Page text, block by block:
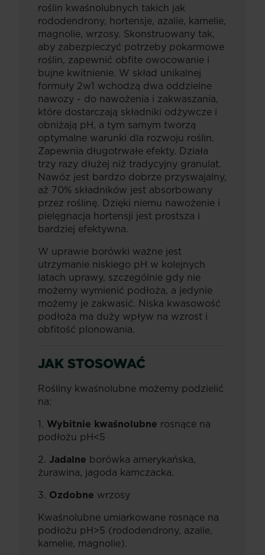
roślin kwaśnolubnych takich jak
rododendrony, hortensje, azalie, kamelie,
magnolie, wrzosy. Skonstruowany tak,
aby zabezpieczyć potrzeby pokarmowe
roślin, zapewnić obfite owocowanie i
bujne kwitnienie. W skład unikalnej
formuły 2w1 wchodzą dwa oddzielne
nawozy - do nawożenia i zakwaszania,
które dostarczają składniki odżywcze i
obniżają pH, a tym samym tworzą
optymalne warunki dla rozwoju roślin.
Zapewnia długotrwałe efekty. Działa
trzy razy dłużej niż tradycyjny granulat.
Nawóz jest bardzo dobrze przyswajalny,
aż 70% składników jest absorbowany
przez roślinę. Dzięki niemu nawożenie i
pielęgnacja hortensji jest prostsza i
bardziej efektywna.
W uprawie borówki ważne jest
utrzymanie niskiego pH w kolejnych
latach uprawy, szczególnie gdy nie
możemy wymienić podłoża, a jedynie
możemy je zakwasić. Niska kwasowość
podłoża ma duży wpływ na wzrost i
obfitość plonowania.
JAK STOSOWAĆ
Rośliny kwaśnolubne możemy podzielić
na:
1. Wybitnie kwaśnolubne rosnące na
podłożu pH<5
2. Jadalne borówka amerykańska,
żurawina, jagoda kamczacka.
3. Ozdobne wrzosy
Kwaśnolubne umiarkowane rosnące na
podłożu pH>5 (rododendrony, azalie,
kamelie, magnolie).